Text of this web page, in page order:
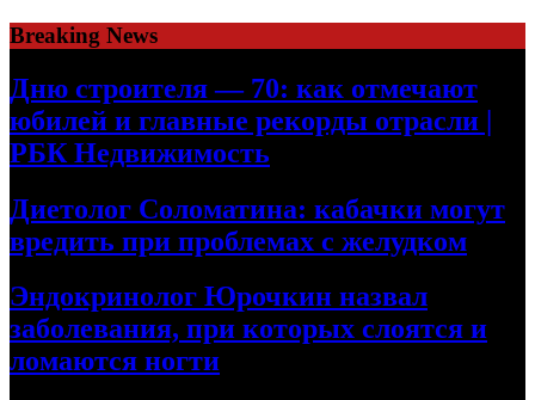
Skip
to
content
Breaking News
Дню строителя — 70: как отмечают
юбилей и главные рекорды отрасли |
РБК Недвижимость
Диетолог Соломатина: кабачки могут
вредить при проблемах с желудком
Эндокринолог Юрочкин назвал
заболевания, при которых слоятся и
ломаются ногти